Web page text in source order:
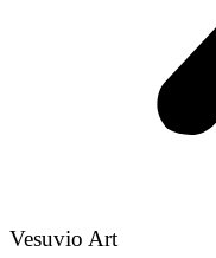
Vesuvio Art